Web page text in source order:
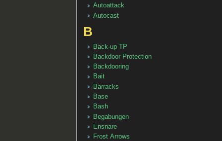
Autoattack
Autocast
B
Back-up TP
Backdoor Protection
Backdooring
Bait
Barracks
Base
Bash
Begabungen
Ensnare
Frost Arrows